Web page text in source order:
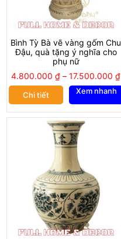
Bình Tỳ Bà vẽ vàng gốm Chu
Đậu, quà tặng ý nghĩa cho
phụ nữ
4.800.000₫ –17.500.000₫
Xem nhanh
Chi tiết